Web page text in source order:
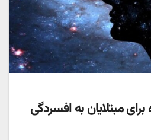
مبتلایان به افسردگی